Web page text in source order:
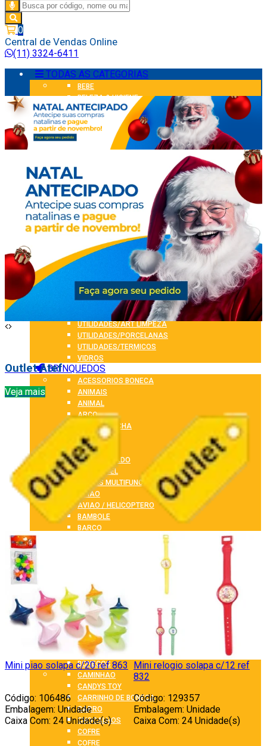
0
Central de Vendas Online
(11) 3324-6411
TODAS AS CATEGORIAS
BEBE
BELEZA & HIGIENE
BRINQUEDOS
CARNAVAL
CONFECCAO
CONFECCAO SMART
ENFEITES DE NATAL
ESCOLAR
FERRAMENTAS
FESTA
FESTA JUNINA
FLORES
GUARDA CHUVA E SOMBRINHA
HALLOWEEN
MELANINA
PASCOA
PET
UTILIDADES/ART LIMPEZA
UTILIDADES/PORCELANAS
UTILIDADES/TERMICOS
VIDROS
BRINQUEDOS
ACESSORIOS BONECA
ANIMAIS
ANIMAL
ARCO
ARCO E FLECHA
ARMA
ARMAS
ARMAS DARDO
ARMAS GEL
ARMAS MULTIFUNCAO
AVIAO
AVIAO / HELICOPTERO
BAMBOLE
BARCO
BLOCOS DE MONTAR
BOLA
BOLHA DE SABAO
BOLINHA DE GUDE
BOLINHA P/ PISCINA
BONECAS
BONECO
BONECOS
CAMINHAO
CANDYS TOY
CARRINHO DE BONECA
CARRO
CHOCALHOS
COFRE
COFRE
Outlet Atef
Veja mais
Mini piao solapa c/20 ref 863
Código: 106486
Embalagem: Unidade
Caixa Com: 24 Unidade(s)
Mini relogio solapa c/12 ref
832
Código: 129357
Embalagem: Unidade
Caixa Com: 24 Unidade(s)